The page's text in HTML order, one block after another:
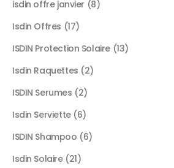
isdin offre janvier 8
Isdin Offres 17
ISDIN Protection Solaire 13
Isdin Raquettes 2
ISDIN Serumes 2
Isdin Serviette 6
ISDIN Shampoo 6
Isdin Solaire 21